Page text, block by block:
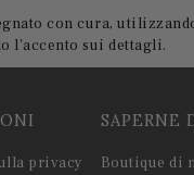
con cura,
l'accento sui dettagli.
privacy
SAPERNE
Boutique di